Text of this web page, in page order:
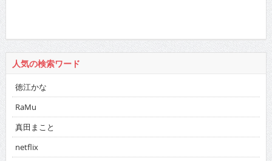
人気の検索ワード
徳江かな
RaMu
真田まこと
netflix